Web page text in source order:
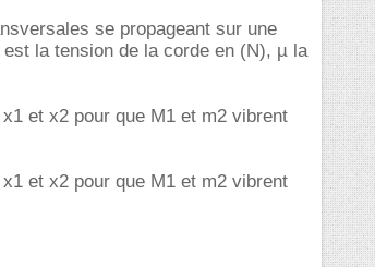
se propageant sur une
la tension de la corde en (N), µ la
et x2 pour que M1 et m2 vibrent
et x2 pour que M1 et m2 vibrent